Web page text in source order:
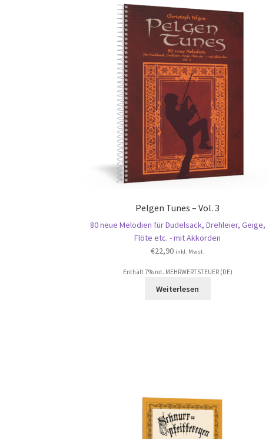
Pelgen Tunes – Vol. 3
80 neue Melodien für Dudelsack, Drehleier, Geige,
Flöte etc. - mit Akkorden
€22,90 inkl. Mwst.
Enthält 7% rot. MEHRWERTSTEUER (DE)
Weiterlesen